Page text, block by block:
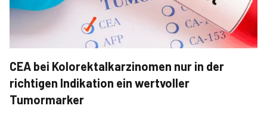
CEA bei Kolorektalkarzinomen nur in der
richtigen Indikation ein wertvoller
Tumormarker